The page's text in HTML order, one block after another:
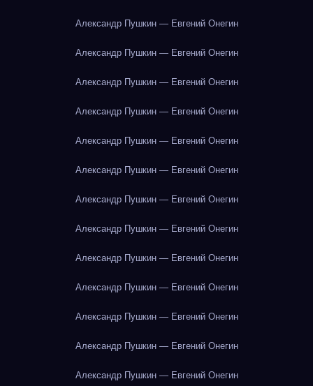
Александр Пушкин — Евгений Онегин
Александр Пушкин — Евгений Онегин
Александр Пушкин — Евгений Онегин
Александр Пушкин — Евгений Онегин
Александр Пушкин — Евгений Онегин
Александр Пушкин — Евгений Онегин
Александр Пушкин — Евгений Онегин
Александр Пушкин — Евгений Онегин
Александр Пушкин — Евгений Онегин
Александр Пушкин — Евгений Онегин
Александр Пушкин — Евгений Онегин
Александр Пушкин — Евгений Онегин
Александр Пушкин — Евгений Онегин